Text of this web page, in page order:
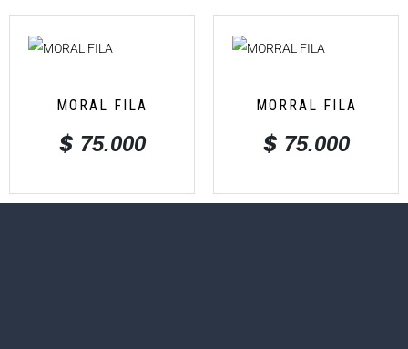
MORAL FILA
$ 75.000
MORRAL FILA
$ 75.000